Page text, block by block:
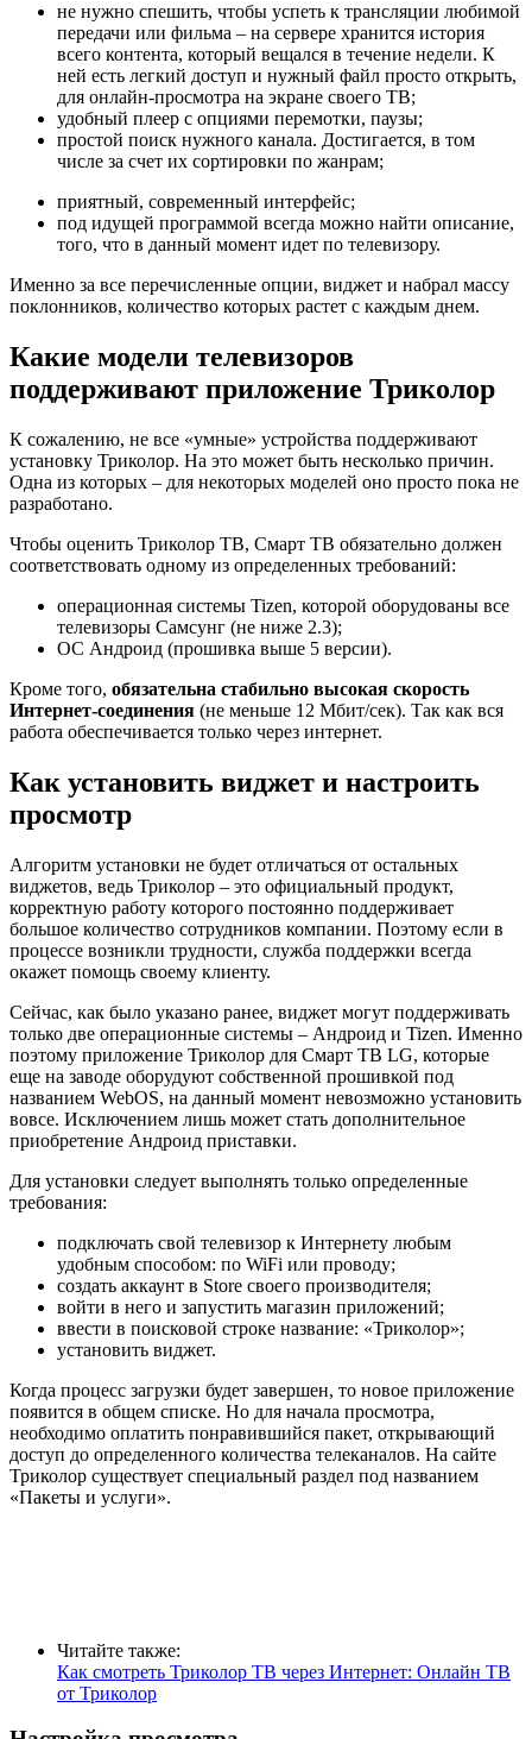
не нужно спешить, чтобы успеть к трансляции любимой
передачи или фильма – на сервере хранится история
всего контента, который вещался в течение недели. К
ней есть легкий доступ и нужный файл просто открыть,
для онлайн-просмотра на экране своего ТВ;
удобный плеер с опциями перемотки, паузы;
простой поиск нужного канала. Достигается, в том
числе за счет их сортировки по жанрам;
приятный, современный интерфейс;
под идущей программой всегда можно найти описание,
того, что в данный момент идет по телевизору.
Именно за все перечисленные опции, виджет и набрал массу
поклонников, количество которых растет с каждым днем.
Какие модели телевизоров
поддерживают приложение Триколор
К сожалению, не все «умные» устройства поддерживают
установку Триколор. На это может быть несколько причин.
Одна из которых – для некоторых моделей оно просто пока не
разработано.
Чтобы оценить Триколор ТВ, Смарт ТВ обязательно должен
соответствовать одному из определенных требований:
операционная системы Tizen, которой оборудованы все
телевизоры Самсунг (не ниже 2.3);
ОС Андроид (прошивка выше 5 версии).
Кроме того, обязательна стабильно высокая скорость
Интернет-соединения (не меньше 12 Мбит/сек). Так как вся
работа обеспечивается только через интернет.
Как установить виджет и настроить
просмотр
Алгоритм установки не будет отличаться от остальных
виджетов, ведь Триколор – это официальный продукт,
корректную работу которого постоянно поддерживает
большое количество сотрудников компании. Поэтому если в
процессе возникли трудности, служба поддержки всегда
окажет помощь своему клиенту.
Сейчас, как было указано ранее, виджет могут поддерживать
только две операционные системы – Андроид и Tizen. Именно
поэтому приложение Триколор для Смарт ТВ LG, которые
еще на заводе оборудуют собственной прошивкой под
названием WebOS, на данный момент невозможно установить
вовсе. Исключением лишь может стать дополнительное
приобретение Андроид приставки.
Для установки следует выполнять только определенные
требования:
подключать свой телевизор к Интернету любым
удобным способом: по WiFi или проводу;
создать аккаунт в Store своего производителя;
войти в него и запустить магазин приложений;
ввести в поисковой строке название: «Триколор»;
установить виджет.
Когда процесс загрузки будет завершен, то новое приложение
появится в общем списке. Но для начала просмотра,
необходимо оплатить понравившийся пакет, открывающий
доступ до определенного количества телеканалов. На сайте
Триколор существует специальный раздел под названием
«Пакеты и услуги».
Читайте также:
Как смотреть Триколор ТВ через Интернет: Онлайн ТВ
от Триколор